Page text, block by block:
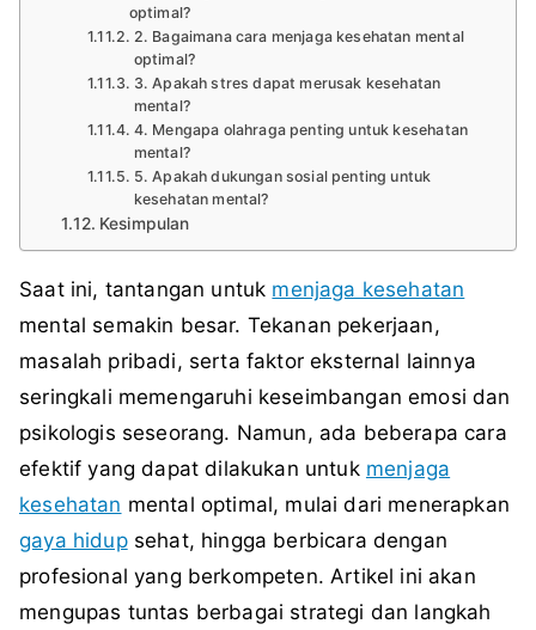
optimal?
2. Bagaimana cara menjaga kesehatan mental
optimal?
3. Apakah stres dapat merusak kesehatan
mental?
4. Mengapa olahraga penting untuk kesehatan
mental?
5. Apakah dukungan sosial penting untuk
kesehatan mental?
Kesimpulan
Saat ini, tantangan untuk menjaga kesehatan
mental semakin besar. Tekanan pekerjaan,
masalah pribadi, serta faktor eksternal lainnya
seringkali memengaruhi keseimbangan emosi dan
psikologis seseorang. Namun, ada beberapa cara
efektif yang dapat dilakukan untuk menjaga
kesehatan mental optimal, mulai dari menerapkan
gaya hidupsehat, hingga berbicara dengan
profesional yang berkompeten. Artikel ini akan
mengupas tuntas berbagai strategi dan langkah